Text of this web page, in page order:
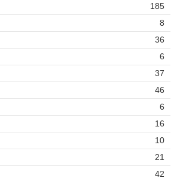
185
8
36
6
37
46
6
16
10
21
42